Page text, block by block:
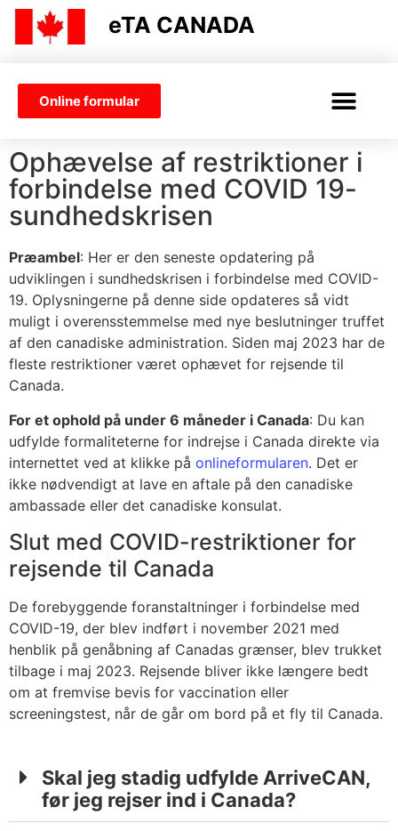
eTA CANADA
Online formular
Ophævelse af restriktioner i
forbindelse med COVID 19-
sundhedskrisen
Præambel: Her er den seneste opdatering på
udviklingen i sundhedskrisen i forbindelse med COVID-
19. Oplysningerne på denne side opdateres så vidt
muligt i overensstemmelse med nye beslutninger truffet
af den canadiske administration. Siden maj 2023 har de
fleste restriktioner været ophævet for rejsende til
Canada.
For et ophold på under 6 måneder i Canada: Du kan
udfylde formaliteterne for indrejse i Canada direkte via
internettet ved at klikke på onlineformularen. Det er
ikke nødvendigt at lave en aftale på den canadiske
ambassade eller det canadiske konsulat.
Slut med COVID-restriktioner for
rejsende til Canada
De forebyggende foranstaltninger i forbindelse med
COVID-19, der blev indført i november 2021 med
henblik på genåbning af Canadas grænser, blev trukket
tilbage i maj 2023. Rejsende bliver ikke længere bedt
om at fremvise bevis for vaccination eller
screeningstest, når de går om bord på et fly til Canada.
Skal jeg stadig udfylde ArriveCAN,
før jeg rejser ind i Canada?